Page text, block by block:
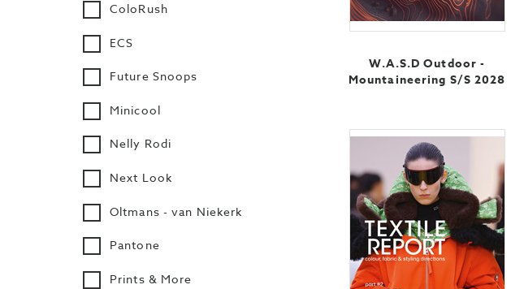
ColoRush
ECS
Future Snoops
Minicool
Nelly Rodi
Next Look
Oltmans - van Niekerk
Pantone
Prints & More
W.A.S.D Outdoor -
Mountaineering S/S 2028